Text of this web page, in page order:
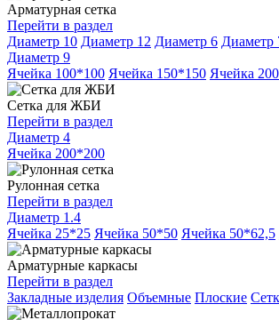
Арматурная сетка
Перейти в раздел
Диаметр 10 Диаметр 12 Диаметр 6 Диаметр
Диаметр 9
Ячейка 100*100 Ячейка 150*150 Ячейка
Сетка для ЖБИ
Перейти в раздел
Диаметр 4
Ячейка 200*200
Рулонная сетка
Перейти в раздел
Диаметр 1.4
Ячейка 25*25 Ячейка 50*50 Ячейка 50*62,5
Арматурные каркасы
Перейти в раздел
Закладные изделия Объемные Плоские